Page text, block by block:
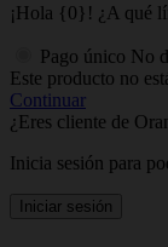
¡Hola {0}! ¿A qué
Pago único No
Este producto no
Continuar
¿Eres cliente de
Inicia sesión para
Iniciar sesión